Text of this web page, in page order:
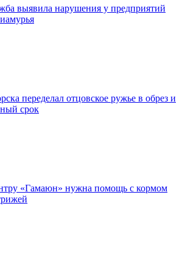
выявила нарушения у предприятий
переделал отцовское ружье в обрез и
срок
«Гамаюн» нужна помощь с кормом